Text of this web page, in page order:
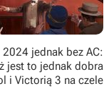
jednak bez AC:
jest to jednak dobra
i Victorią 3 na czele